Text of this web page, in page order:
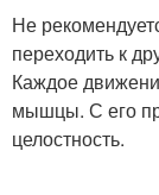
Не
переходить к
Каждое
мышцы. С его
целостность.